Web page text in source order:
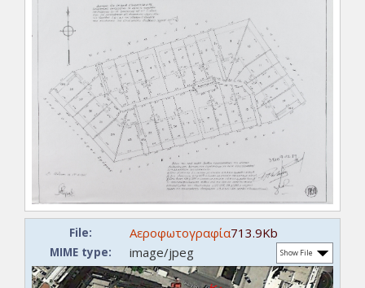
File: Αεροφωτογραφία713.9Kb
Show File
MIME type: image/jpeg